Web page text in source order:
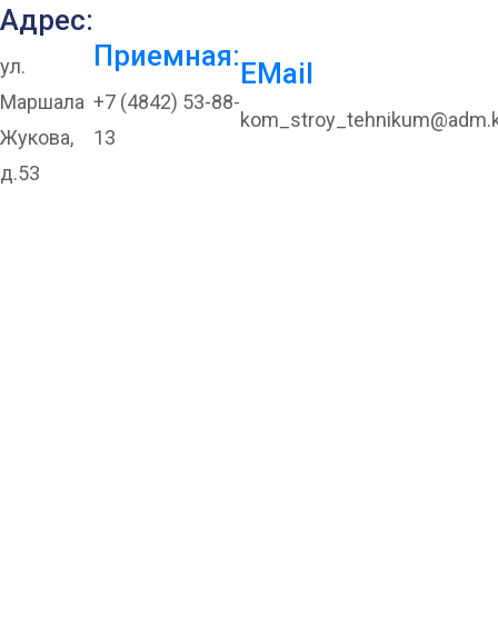
Адрес:
ул.
Маршала
Жукова,
д.53
Приемная:
+7 (4842) 53-88-
13
EMail